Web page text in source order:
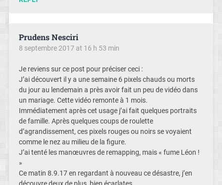
Prudens Nesciri
8 septembre 2017 at 16 h 53 min
Je reviens sur ce post pour préciser ceci :
J’ai découvert il y a une semaine 6 pixels chauds ou morts
du jour au lendemain a près avoir fait un peu de vidéo dans
un mariage. Cette vidéo remonte à 1 mois.
Immédiatement après cet usage j’ai fait quelques portraits
de famille. Après quelques coups de roulette
d’agrandissement, ces pixels rouges ou noirs se voyaient
comme le nez au milieu de la figure.
J’ai tenté les manœuvres de remapping, mais « fume Léon !
»
Ce matin 8.9.17 en regardant à nouveau ce désastre, j’en